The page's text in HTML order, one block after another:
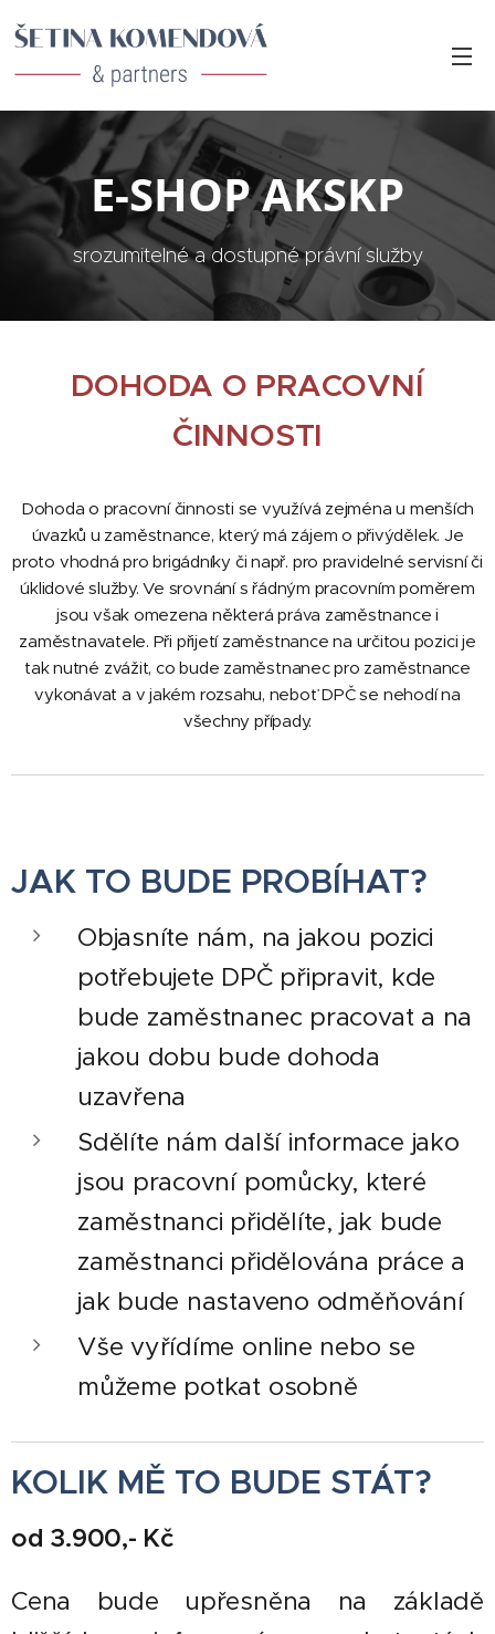
E-SHOP AKSKP
srozumitelné a dostupné právní služby
DOHODA O PRACOVNÍ
ČINNOSTI
Dohoda o pracovní činnosti se využívá zejména u menších
úvazků u zaměstnance, který má zájem o přivýdělek. Je
proto vhodná pro brigádníky či např. pro pravidelné servisní či
úklidové služby. Ve srovnání s řádným pracovním poměrem
jsou však omezena některá práva zaměstnance i
zaměstnavatele. Při přijetí zaměstnance na určitou pozici je
tak nutné zvážit, co bude zaměstnanec pro zaměstnance
vykonávat a v jakém rozsahu, neboť DPČ se nehodí na
všechny případy.
JAK TO BUDE PROBÍHAT?
Objasníte nám, na jakou pozici
potřebujete DPČ připravit, kde
bude zaměstnanec pracovat a na
jakou dobu bude dohoda
uzavřena
Sdělíte nám další informace jako
jsou pracovní pomůcky, které
zaměstnanci přidělíte, jak bude
zaměstnanci přidělována práce a
jak bude nastaveno odměňování
Vše vyřídíme online nebo se
můžeme potkat osobně
KOLIK MĚ TO BUDE STÁT?
od 3.900,- Kč
Cena bude upřesněna na základě